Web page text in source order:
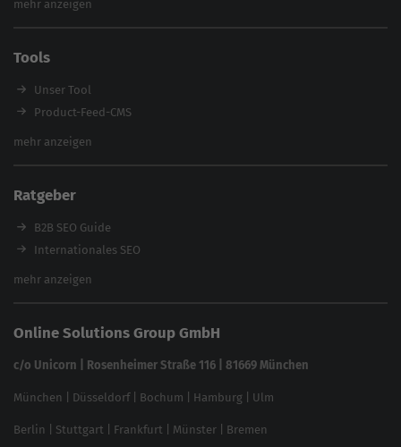
Enterprise SEO Agentur
Workshops
mehr anzeigen
Tools
Unser Tool
Product-Feed-CMS
Website Analyse
Backlink-Check
Ladezeiten-Check
Brand Protection Tool
Website SEO Check
feed2content.ai
mehr anzeigen
Ratgeber
B2B SEO Guide
Internationales SEO
eCommerce SEO
In ChatGPT gefunden werden
Linkbuilding 2025
Local SEO
SEO für Online Shops
mehr anzeigen
Online Solutions Group GmbH
c/o Unicorn | Rosenheimer Straße 116 | 81669 München
München Düsseldorf| Bochum Hamburg Ulm
Berlin Stuttgart Frankfurt Münster Bremen